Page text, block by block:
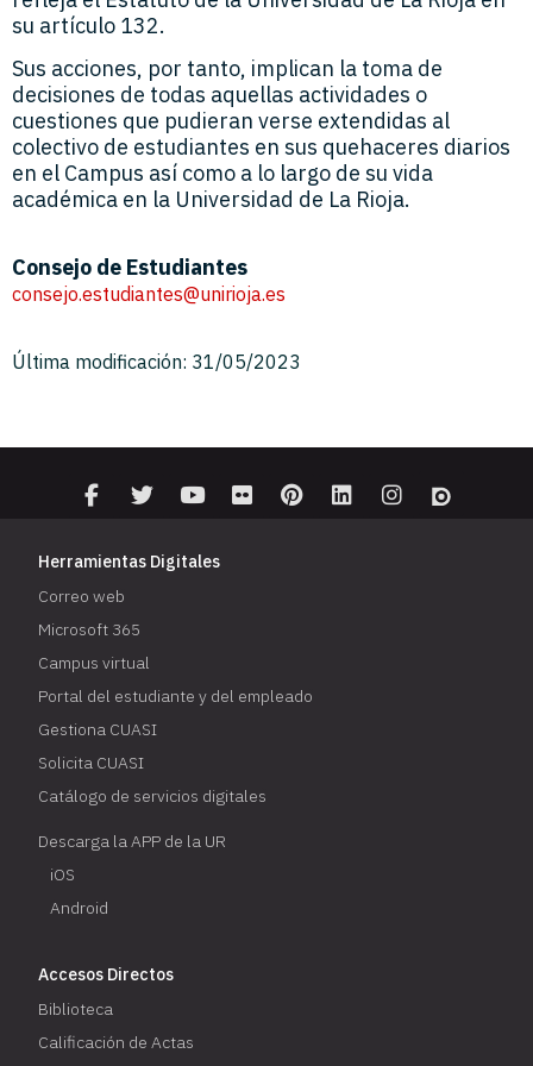
su artículo 132.
Sus acciones, por tanto, implican la toma de
decisiones de todas aquellas actividades o
cuestiones que pudieran verse extendidas al
colectivo de estudiantes en sus quehaceres diarios
en el Campus así como a lo largo de su vida
académica en la Universidad de La Rioja.
Consejo de Estudiantes
consejo.estudiantes@unirioja.es
Última modificación: 31/05/2023
Herramientas Digitales
Correo web
Microsoft 365
Campus virtual
Portal del estudiante y del empleado
Gestiona CUASI
Solicita CUASI
Catálogo de servicios digitales
Descarga la APP de la UR
iOS
Android
Accesos Directos
Biblioteca
Calificación de Actas